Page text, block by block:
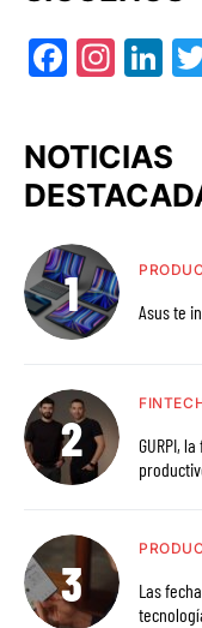
Facebook
NOTICIAS
Asus te
GURPI, la fintech
Las